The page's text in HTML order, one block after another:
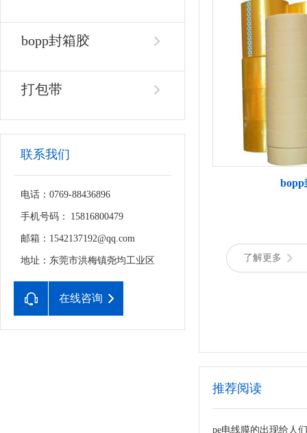
bopp封箱胶
打包带
联系我们
电话：0769-88436896
手机号码： 15816800479
邮箱：1542137192@qq.com
地址：东莞市洪梅镇尧均工业区
在线咨询
bopp
了解更多
推荐阅读
pe电线膜的出现给人